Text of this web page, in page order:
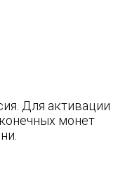
Для активации
монет